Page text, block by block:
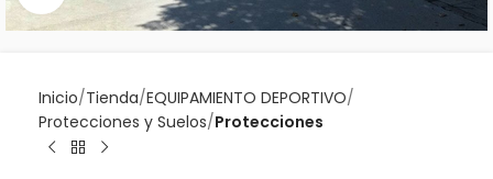
Inicio Tienda EQUIPAMIENTO DEPORTIVO
Protecciones y Suelos Protecciones